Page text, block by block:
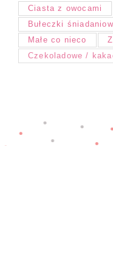
Ciasta z owocami
Bułeczki
Małe co nieco
Czekoladowe /